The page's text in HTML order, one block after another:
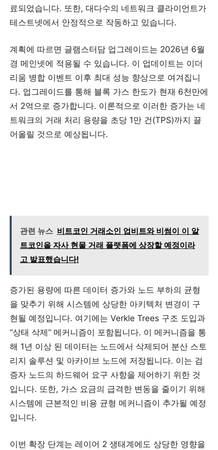
료되었습니다. 또한, 대다수의 네트워크 클라이언트가
테스트넷에서 안정적으로 작동하고 있습니다.
계획에 따르면 글램스터담 업그레이드는 2026년 6월
경 메인넷에 적용될 수 있습니다. 이 업데이트는 이더
리움 병합 이벤트 이후 최대 성능 향상으로 여겨집니
다. 업그레이드를 통해 블록 가스 한도가 현재 6천만에
서 2억으로 증가합니다. 이론적으로 이러한 증가는 네
트워크의 거래 처리 용량을 초당 1만 건(TPS)까지 끌
어올릴 것으로 예상됩니다.
관련 뉴스 비트코인 거래소인 업비트와 비썸이 이 알
트코인을 자사 현물 거래 플랫폼에 상장할 예정이라
고 발표했습니다!
증가된 용량에 따른 데이터 증가와 노드 부하의 균형
을 맞추기 위해 시스템에 상당한 아키텍처 변경이 구
현될 예정입니다. 여기에는 Verkle Trees 구조 도입과
“상태 삭제” 메커니즘이 포함됩니다. 이 메커니즘을 통
해 1년 이상 된 데이터는 노드에서 삭제되어 분산 스토
리지 솔루션 및 아카이브 노드에 저장됩니다. 이는 검
증자 노드의 하드웨어 요구 사항을 제어하기 위한 것
입니다. 또한, 가스 요금의 급격한 변동을 줄이기 위해
시스템에 근본적인 비용 균형 메커니즘이 추가될 예정
입니다.
이번 확장 단계는 레이어 2 생태계에도 상당한 영향을